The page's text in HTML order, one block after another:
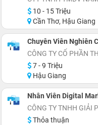
10 - 15 Triệu
Cần Thơ, Hậu Giang
Chuyên Viên Nghiên
CÔNG TY CỔ PHẦN
7 - 9 Triệu
Hậu Giang
Nhân Viên Digital
CÔNG TY TNHH GIẢI
Thỏa thuận